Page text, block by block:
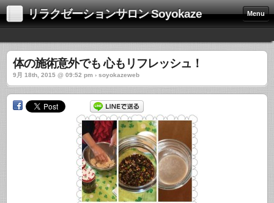
リラクゼーションサロン Soyokaze Menu
体の施術意外でも 心もリフレッシュ！
9月 18th, 2015 @ 09:52 pm › soyokazeweb